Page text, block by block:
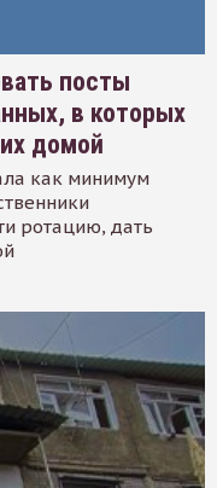
посты
в которых
домой
как минимум
ротацию, дать